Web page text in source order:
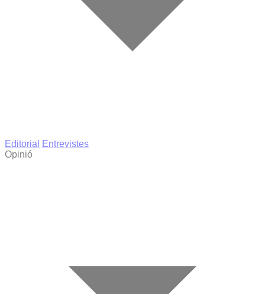
Editorial
Entrevistes
Opinió